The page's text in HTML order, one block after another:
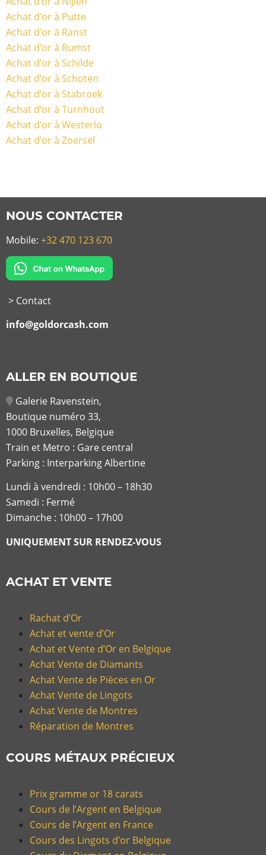
Achat d’or à Putte
Achat d’or à Ranst
Achat d’or à Rumst
Achat d’or à Schilde
Achat d’or à Schoten
Achat d’or à Stabroek
Achat d’or à Turnhout
Achat d’or à Westerlo
Achat d’or à Zoersel
NOUS CONTACTER
Mobile: +32 470 123 670
> Contact
info@goldorcash.com
ALLER EN BOUTIQUE
Galerie Ravenstein,
Boutique numéro 33,
1000 Bruxelles, Belgique
Train et Metro : Gare central
Parking : Interparking Albertine
Lundi à vendredi : 10h00 – 18h30
Samedi : Fermé
Dimanche : 10h00 – 17h00
UNIQUEMENT SUR RENDEZ-VOUS
ACHAT ET VENTE
Rachat d’Or
Achat et vente d’Or
Achat et Vente d’Or en Belgique
Achat Vente de Diamants
Achat Vente de Pièces en Or
Achat Vente de Lingots
Achat Vente de Montres
Réparation de Montres
COURS MÉTAUX PRÉCIEUX
Prix gramme or 18 carats
Cours de l’Argent en Belgique
Cours de l’Argent en France
Cours des Lingots d’or Belgique